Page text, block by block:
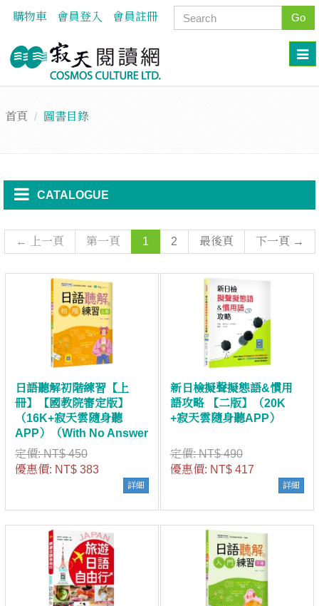
Go
購物車 會員登入 會員註冊
首頁 圖書目錄
CATALOGUE
← 上一頁 第一頁 1 2 最後頁 下一頁 →
日語聽解初階練習【上
冊】【國教院審定版】
（16K+寂天雲隨身聽
APP）（With No Answer
Key／無附解答）
定價:NT$ 450
優惠價: NT$ 383
詳細
新日檢擬聲擬態語&慣用
語攻略 【二版】（20K
+寂天雲隨身聽APP）
定價:NT$ 490
優惠價: NT$ 417
詳細